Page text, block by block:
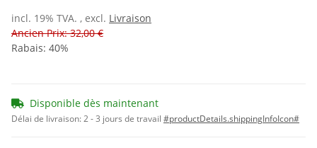
incl. 19% TVA. , excl. Livraison
Ancien Prix: 32,00 €
Rabais: 40%
Disponible dès maintenant
Délai de livraison:2 - 3 jours de travail #productDetails.shippingInfoIcon#